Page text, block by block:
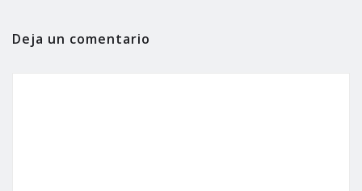
Deja un comentario